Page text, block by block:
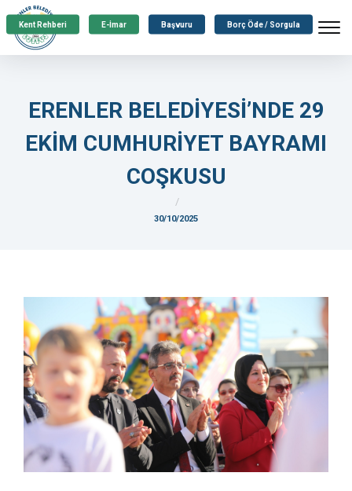
Kent Rehberi E-İmar Başvuru Borç Öde / Sorgula
ERENLER BELEDİYESİ’NDE 29
EKİM CUMHURİYET BAYRAMI
COŞKUSU
30/10/2025